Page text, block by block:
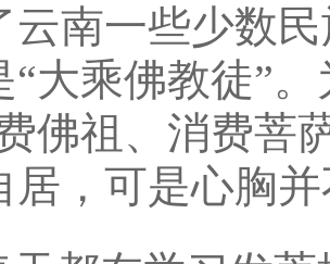
云南一些少数
“大乘佛教徒”
佛祖、消费菩
居，可是心胸